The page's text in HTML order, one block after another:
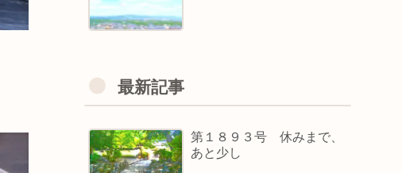
最新記事
第１８９３号 休みまで、
あと少し